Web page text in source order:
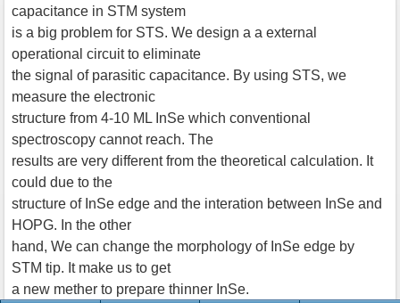
capacitance in STM system
is a big problem for STS. We design a a external
operational circuit to eliminate
the signal of parasitic capacitance. By using STS, we
measure the electronic
structure from 4-10 ML InSe which conventional
spectroscopy cannot reach. The
results are very different from the theoretical calculation. It
could due to the
structure of InSe edge and the interation between InSe and
HOPG. In the other
hand, We can change the morphology of InSe edge by
STM tip. It make us to get
a new mether to prepare thinner InSe.